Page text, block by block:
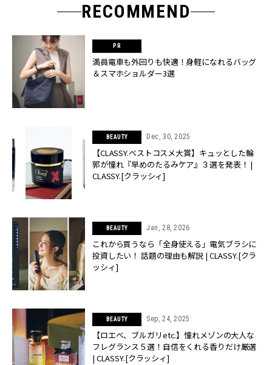
RECOMMEND
満員電車も外回りも快適！身軽になれるバッグ
＆スマホショルダー3選
BEAUTY Dec, 30, 2025
【CLASSY.ベストコスメ大賞】キュッとした輪
郭が憧れ『早めのたるみケア』３選を発表！ |
CLASSY.[クラッシィ]
BEAUTY Jan, 28, 2026
これから買うなら「全身使える」電気ブラシに
投資したい！ 話題の理由も解説 | CLASSY.[クラ
ッシィ]
BEAUTY Sep, 24, 2025
【ロエベ、ブルガリetc.】憧れメゾンの大人な
フレグランス５選！自信をくれる香りだけ厳選
| CLASSY.[クラッシィ]